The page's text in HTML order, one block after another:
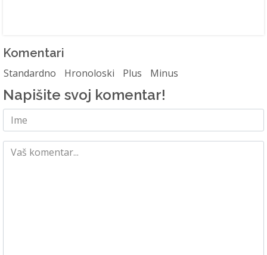
Komentari
Standardno Hronoloski Plus Minus
Napišite svoj komentar!